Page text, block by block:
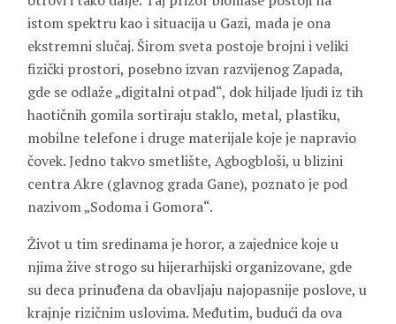
istom spektru kao i situacija u Gazi, mada je ona
ekstremni slučaj. Širom sveta postoje brojni i veliki
fizički prostori, posebno izvan razvijenog Zapada,
gde se odlaže „digitalni otpad“, dok hiljade ljudi iz tih
haotičnih gomila sortiraju staklo, metal, plastiku,
mobilne telefone i druge materijale koje je napravio
čovek. Jedno takvo smetlište, Agbogbloši, u blizini
centra Akre (glavnog grada Gane), poznato je pod
nazivom „Sodoma i Gomora“.
Život u tim sredinama je horor, a zajednice koje u
njima žive strogo su hijerarhijski organizovane, gde
su deca prinuđena da obavljaju najopasnije poslove, u
krajnje rizičnim uslovima. Međutim, budući da ova